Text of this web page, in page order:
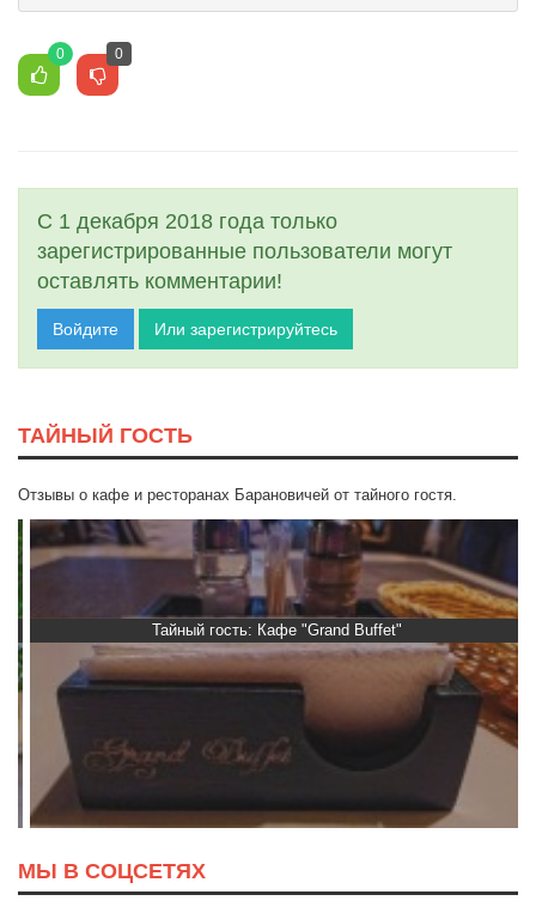
0 0
С 1 декабря 2018 года только
зарегистрированные пользователи могут
оставлять комментарии!
Войдите Или зарегистрируйтесь
ТАЙНЫЙ ГОСТЬ
Отзывы о кафе и ресторанах Барановичей от тайного гостя.
Тайный гость: Кафе "Grand Buffet"
МЫ В СОЦСЕТЯХ